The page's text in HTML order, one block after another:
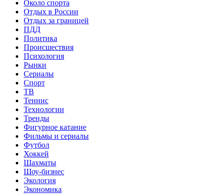
Около спорта
Отдых в России
Отдых за границей
ПДД
Политика
Происшествия
Психология
Рынки
Сериалы
Спорт
ТВ
Теннис
Технологии
Тренды
Фигурное катание
Фильмы и сериалы
Футбол
Хоккей
Шахматы
Шоу-бизнес
Экология
Экономика